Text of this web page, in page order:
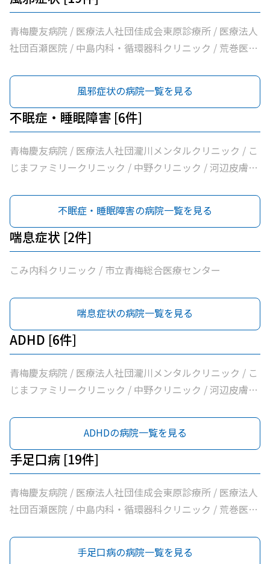
青梅慶友病院 / 医療法人社団佳成会東原診療所 / 医療法人
社団百瀬医院 / 中島内科・循環器科クリニック / 荒巻医院
三清会青梅かすみ台クリニック / 医療法人社団向日葵清心
会ひまわり在宅診療所 / 坂元医院 / 吉野医院 / 医療法人社
団亀生会丹生クリニック / 河辺駅前クリニック / 医療法人
社団片平医院 / なごみクリニック / こみ内科クリニック /
やすらぎ在宅診療所 / 市立青梅総合医療センター / 医療法
人社団和風会多摩リハビリテーション病院
風邪症状の病院一覧を見る
不眠症・睡眠障害 [6件]
青梅慶友病院 / 医療法人社団瀧川メンタルクリニック / こ
じまファミリークリニック / 中野クリニック / 河辺皮膚科
不眠症・睡眠障害の病院一覧を見る
喘息症状 [2件]
こみ内科クリニック / 市立青梅総合医療センター
喘息症状の病院一覧を見る
ADHD [6件]
青梅慶友病院 / 医療法人社団瀧川メンタルクリニック / こ
じまファミリークリニック / 中野クリニック / 河辺皮膚科
ADHDの病院一覧を見る
手足口病 [19件]
青梅慶友病院 / 医療法人社団佳成会東原診療所 / 医療法人
社団百瀬医院 / 中島内科・循環器科クリニック / 荒巻医院
三清会青梅かすみ台クリニック / 医療法人社団向日葵清心
会ひまわり在宅診療所 / 坂元医院 / 吉野医院 / 医療法人社
手足口病の病院一覧を見る